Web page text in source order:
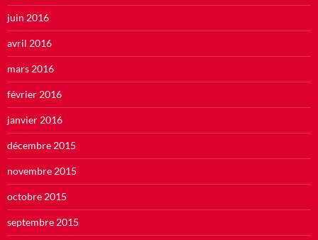
juin 2016
avril 2016
mars 2016
février 2016
janvier 2016
décembre 2015
novembre 2015
octobre 2015
septembre 2015